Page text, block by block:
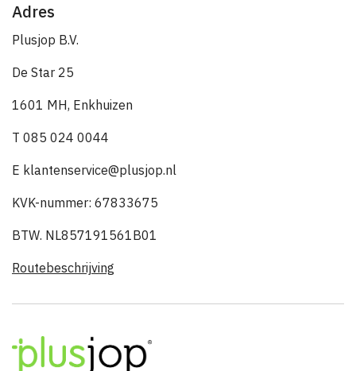
Adres
Plusjop B.V.
De Star 25
1601 MH, Enkhuizen
T 085 024 0044
E klantenservice@plusjop.nl
KVK-nummer: 67833675
BTW. NL857191561B01
Routebeschrijving